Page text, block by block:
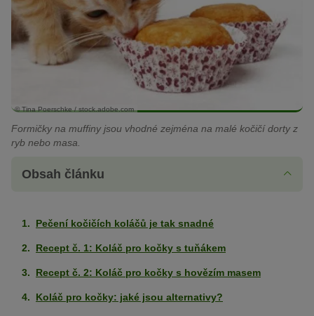
© Tina Poerschke / stock.adobe.com
Formičky na muffiny jsou vhodné zejména na malé kočičí dorty z
ryb nebo masa.
Obsah článku
Pečení kočičích koláčů je tak snadné
Recept č. 1: Koláč pro kočky s tuňákem
Recept č. 2: Koláč pro kočky s hovězím masem
Koláč pro kočky: jaké jsou alternativy?